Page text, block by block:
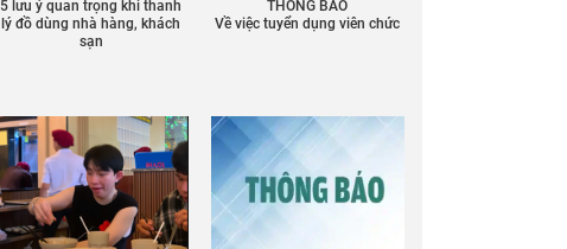
5 lưu ý quan trọng khi thanh
lý đồ dùng nhà hàng, khách
sạn
THÔNG BÁO
Về việc tuyển dụng viên chức